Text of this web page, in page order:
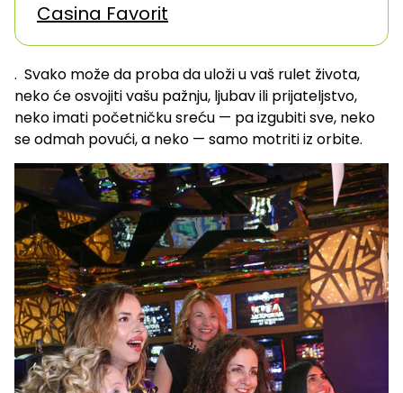
Casina Favorit
. Svako može da proba da uloži u vaš rulet života,
neko će osvojiti vašu pažnju, ljubav ili prijateljstvo,
neko imati početničku sreću — pa izgubiti sve, neko
se odmah povući, a neko — samo motriti iz orbite.